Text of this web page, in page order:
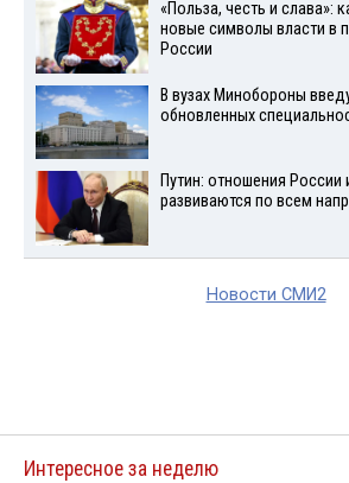
«Польза, честь и слава»:
новые символы власти в
России
В вузах Минобороны
обновленных
Путин: отношения
развиваются по всем
Новости СМИ2
Интересное за неделю